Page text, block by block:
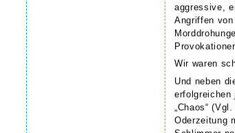
aggressive,
Angriffen
Wir waren
Und neben
erfolgreichen
„Chaos“
Oderzeitung